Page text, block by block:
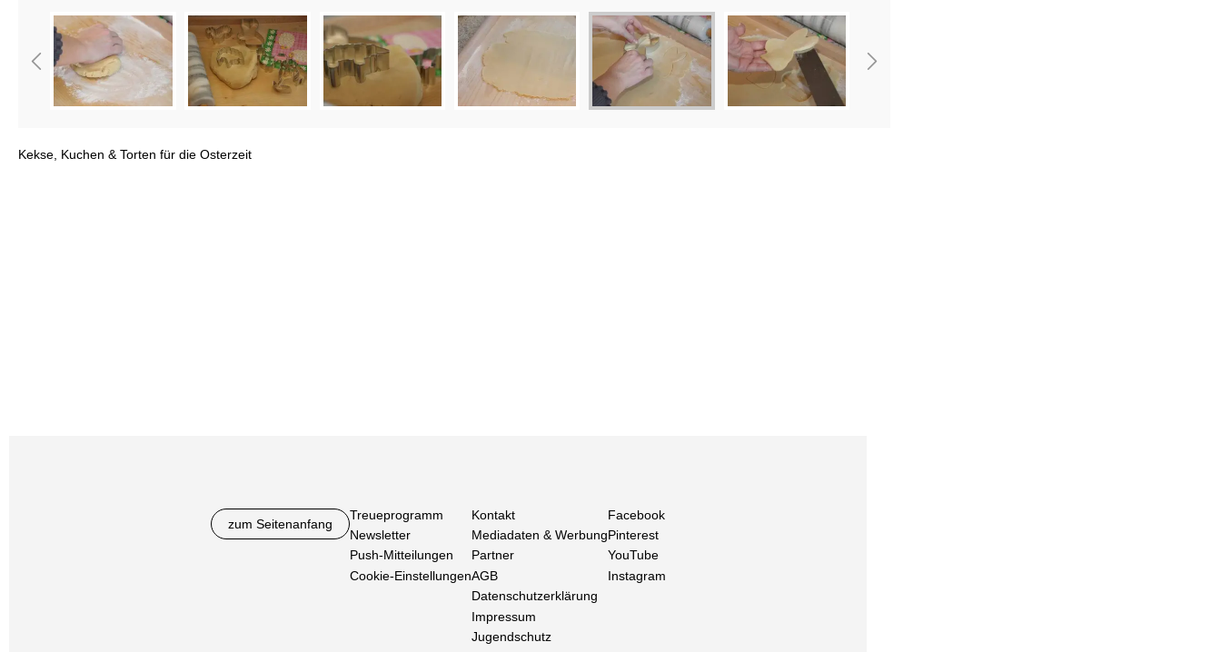
Kekse, Kuchen & Torten für die Osterzeit
zum Seitenanfang
Treueprogramm
Newsletter
Push-Mitteilungen
Cookie-Einstellungen
Kontakt
Mediadaten & Werbung
Partner
AGB
Datenschutzerklärung
Impressum
Jugendschutz
Facebook
Pinterest
YouTube
Instagram